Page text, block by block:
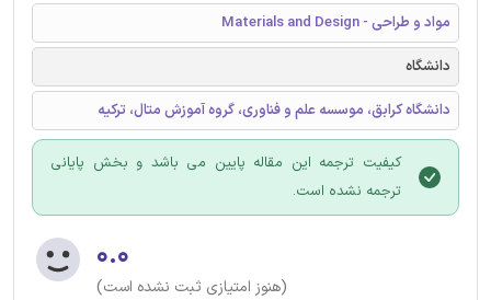
مواد و طراحی - Materials and Design
دانشگاه
دانشگاه کرابق، موسسه علم و فناوری، گروه آموزش متال، ترکیه
کیفیت ترجمه این مقاله پایین می باشد و بخش پایانی
ترجمه نشده است.
۰.۰
(هنوز امتیازی ثبت نشده است)